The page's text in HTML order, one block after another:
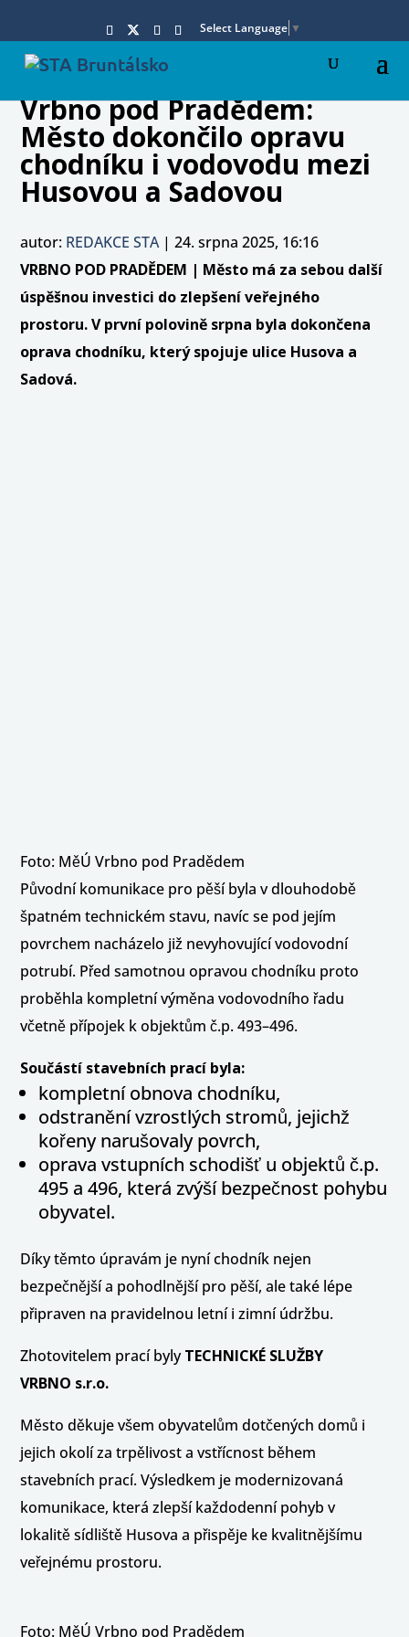
Select Language ▼
Vrbno pod Pradědem:
Město dokončilo opravu
chodníku i vodovodu mezi
Husovou a Sadovou
autor: REDAKCE STA|24. srpna 2025, 16:16
VRBNO POD PRADĚDEM | Město má za sebou další
úspěšnou investici do zlepšení veřejného
prostoru. V první polovině srpna byla dokončena
oprava chodníku, který spojuje ulice Husova a
Sadová.
Foto: MěÚ Vrbno pod Pradědem
Původní komunikace pro pěší byla v dlouhodobě
špatném technickém stavu, navíc se pod jejím
povrchem nacházelo již nevyhovující vodovodní
potrubí. Před samotnou opravou chodníku proto
proběhla kompletní výměna vodovodního řadu
včetně přípojek k objektům č.p. 493–496.
Součástí stavebních prací byla:
kompletní obnova chodníku,
odstranění vzrostlých stromů, jejichž
kořeny narušovaly povrch,
oprava vstupních schodišť u objektů č.p.
495 a 496, která zvýší bezpečnost pohybu
obyvatel.
Díky těmto úpravám je nyní chodník nejen
bezpečnější a pohodlnější pro pěší, ale také lépe
připraven na pravidelnou letní i zimní údržbu.
Zhotovitelem prací bylyTECHNICKÉ SLUŽBY
VRBNO s.r.o.
Město děkuje všem obyvatelům dotčených domů i
jejich okolí za trpělivost a vstřícnost během
stavebních prací. Výsledkem je modernizovaná
komunikace, která zlepší každodenní pohyb v
lokalitě sídliště Husova a přispěje ke kvalitnějšímu
veřejnému prostoru.
Foto: MěÚ Vrbno pod Pradědem